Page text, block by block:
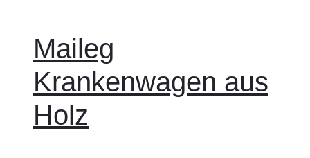
Maileg
Krankenwagen aus
Holz